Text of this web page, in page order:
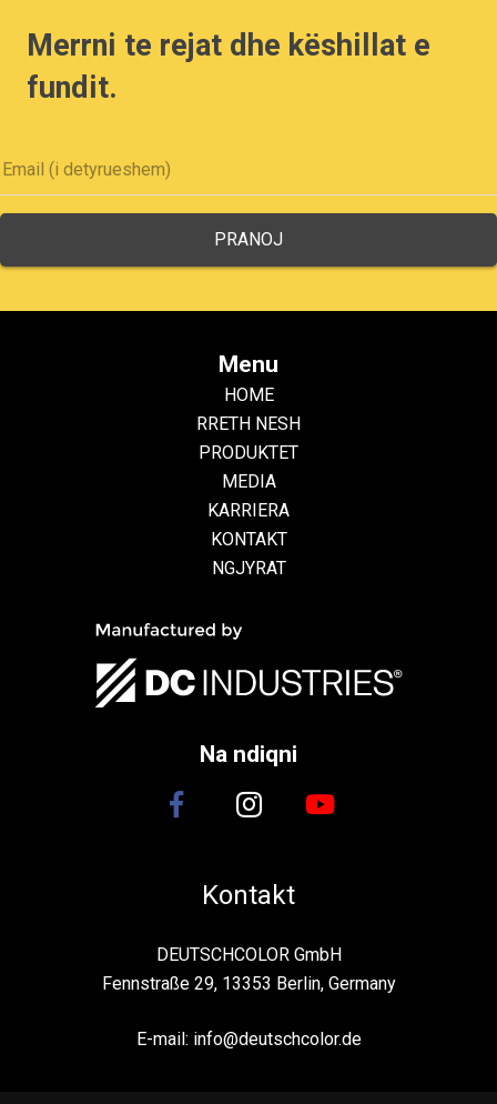
Merrni te rejat dhe këshillat e
fundit.
Menu
HOME
RRETH NESH
PRODUKTET
MEDIA
KARRIERA
KONTAKT
NGJYRAT
Na ndiqni
Kontakt
DEUTSCHCOLOR GmbH
Fennstraße 29, 13353 Berlin, Germany
E-mail: info@deutschcolor.de